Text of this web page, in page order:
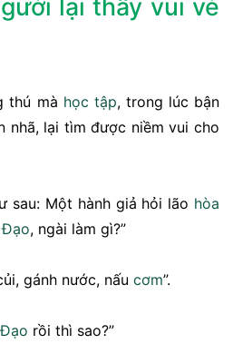
lại thấy vui vẻ
thú mà học tập, trong lúc bận
nhã, lại tìm được niềm vui cho
sau: Một hành giả hỏi lão hòa
Đạo, ngài làm gì?”
gánh nước, nấu cơm”.
rồi thì sao?”